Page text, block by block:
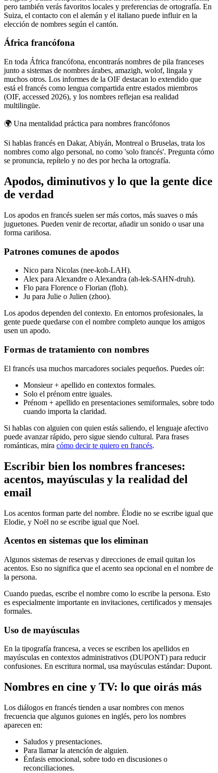
pero también verás favoritos locales y preferencias de ortografía. En
Suiza, el contacto con el alemán y el italiano puede influir en la
elección de nombres según el cantón.
África francófona
En toda África francófona, encontrarás nombres de pila franceses
junto a sistemas de nombres árabes, amazigh, wolof, lingala y
muchos otros. Los informes de la OIF destacan lo extendido que
está el francés como lengua compartida entre estados miembros
(OIF, accessed 2026), y los nombres reflejan esa realidad
multilingüe.
🌍 Una mentalidad práctica para nombres francófonos
Si hablas francés en Dakar, Abiyán, Montreal o Bruselas, trata los
nombres como algo personal, no como 'solo francés'. Pregunta cómo
se pronuncia, repítelo y no des por hecha la ortografía.
Apodos, diminutivos y lo que la gente dice
de verdad
Los apodos en francés suelen ser más cortos, más suaves o más
juguetones. Pueden venir de recortar, añadir un sonido o usar una
forma cariñosa.
Patrones comunes de apodos
Nico para Nicolas (nee-koh-LAH).
Alex para Alexandre o Alexandra (ah-lek-SAHN-druh).
Flo para Florence o Florian (floh).
Ju para Julie o Julien (zhoo).
Los apodos dependen del contexto. En entornos profesionales, la
gente puede quedarse con el nombre completo aunque los amigos
usen un apodo.
Formas de tratamiento con nombres
El francés usa muchos marcadores sociales pequeños. Puedes oír:
Monsieur + apellido en contextos formales.
Solo el prénom entre iguales.
Prénom + apellido en presentaciones semiformales, sobre todo
cuando importa la claridad.
Si hablas con alguien con quien estás saliendo, el lenguaje afectivo
puede avanzar rápido, pero sigue siendo cultural. Para frases
románticas, mira cómo decir te quiero en francés.
Escribir bien los nombres franceses:
acentos, mayúsculas y la realidad del
email
Los acentos forman parte del nombre. Élodie no se escribe igual que
Elodie, y Noël no se escribe igual que Noel.
Acentos en sistemas que los eliminan
Algunos sistemas de reservas y direcciones de email quitan los
acentos. Eso no significa que el acento sea opcional en el nombre de
la persona.
Cuando puedas, escribe el nombre como lo escribe la persona. Esto
es especialmente importante en invitaciones, certificados y mensajes
formales.
Uso de mayúsculas
En la tipografía francesa, a veces se escriben los apellidos en
mayúsculas en contextos administrativos (DUPONT) para reducir
confusiones. En escritura normal, usa mayúsculas estándar: Dupont.
Nombres en cine y TV: lo que oirás más
Los diálogos en francés tienden a usar nombres con menos
frecuencia que algunos guiones en inglés, pero los nombres
aparecen en:
Saludos y presentaciones.
Para llamar la atención de alguien.
Énfasis emocional, sobre todo en discusiones o
reconciliaciones.